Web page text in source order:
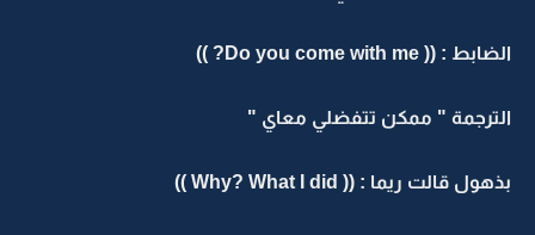
الضابط : (( Do you come with me? ))
الترجمة " ممكن تتفضلي معاي "
بذهول قالت ريما : (( Why? What I did ))